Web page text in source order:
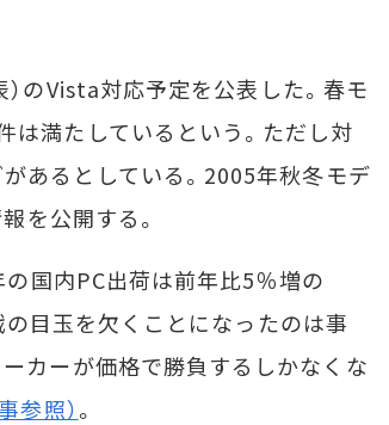
のVista対応予定を公表した。春モ
は満たしているという。ただし対
あるとしている。2005年秋冬モデ
を公開する。
国内PC出荷は前年比5％増の
目玉を欠くことになったのは事
カーが価格で勝負するしかなくな
参照）。